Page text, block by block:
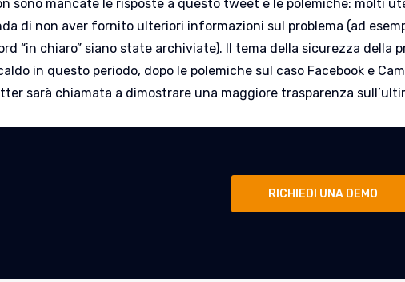
sono mancate le risposte a questo tweet e le polemiche: molti
di non aver fornito ulteriori informazioni sul problema (ad
“in chiaro” siano state archiviate). Il tema della sicurezza della
in questo periodo, dopo le polemiche sul caso Facebook e
sarà chiamata a dimostrare una maggiore trasparenza
RICHIEDI UNA DEMO